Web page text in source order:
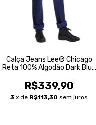
Calça Jeans Lee® Chicago
Reta 100% Algodão Dark Blue
R$339,90
3 x de R$113,30 sem juros